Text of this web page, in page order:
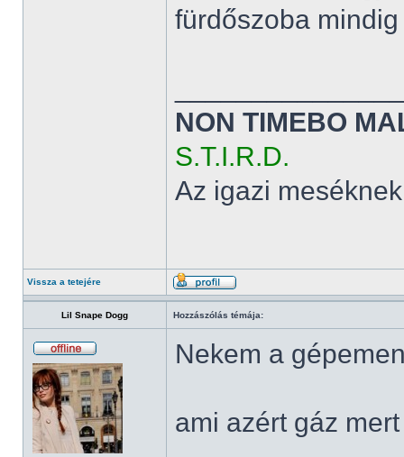
fürdőszoba
NON TIMEBO
S.T.I.R.D.
Az igazi
Vissza a tetejére
Lil Snape Dogg Hozzászólás témája:
Nekem a
ami azért gáz